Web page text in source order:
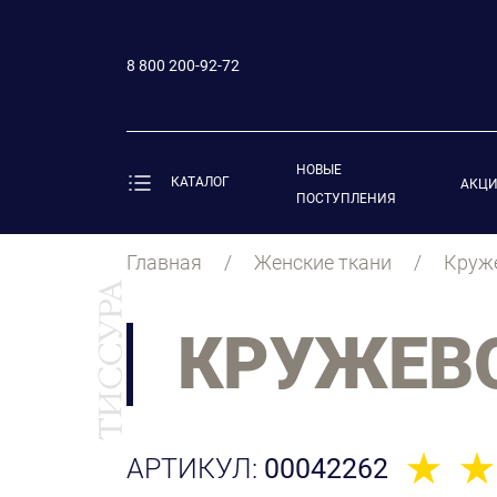
8 800 200-92-72
КАТАЛОГ
НОВЫЕ
ПОСТУПЛЕНИЯ
Главная Женские ткани
АРТИКУЛ: 00042262